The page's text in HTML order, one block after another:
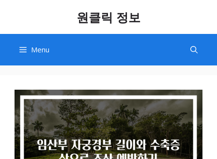
content
원클릭 정보
Menu